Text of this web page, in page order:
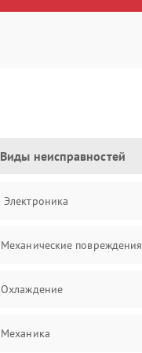
Виды неисправностей
Электроника
Механические повреждения
Охлаждение
Механика